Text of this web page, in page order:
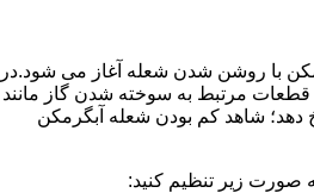
با روشن شدن شعله آغاز می شود.در
مرتبط به سوخته شدن گاز مانند
دهد؛ شاهد کم بودن شعله آبگرمکن
صورت زیر تنظیم کنید: